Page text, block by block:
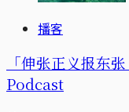
播客
「伸张正义报东
Podcast